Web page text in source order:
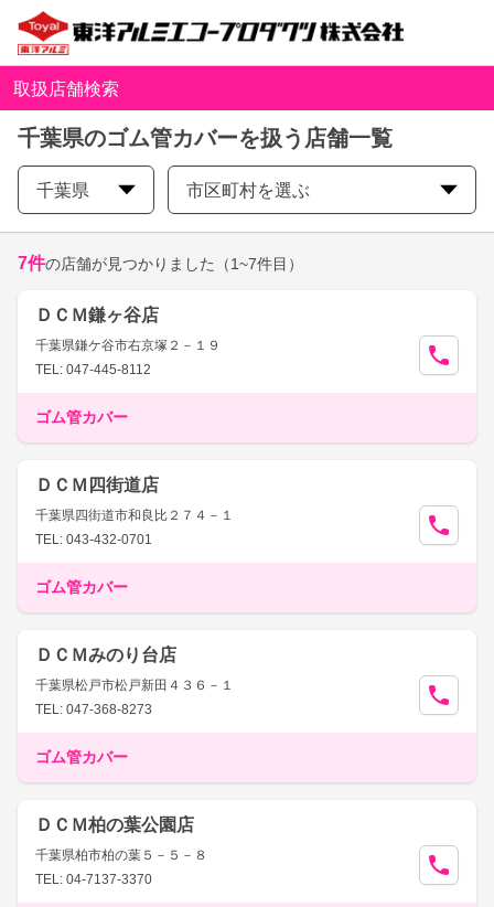
取扱店舗検索
千葉県のゴム管カバーを扱う店舗一覧
千葉県 市区町村を選ぶ
7件の店舗が見つかりました （1~7件目）
ＤＣＭ鎌ヶ谷店
千葉県鎌ケ谷市右京塚２－１９
TEL: 047-445-8112
ゴム管カバー
ＤＣＭ四街道店
千葉県四街道市和良比２７４－１
TEL: 043-432-0701
ゴム管カバー
ＤＣＭみのり台店
千葉県松戸市松戸新田４３６－１
TEL: 047-368-8273
ゴム管カバー
ＤＣＭ柏の葉公園店
千葉県柏市柏の葉５－５－８
TEL: 04-7137-3370